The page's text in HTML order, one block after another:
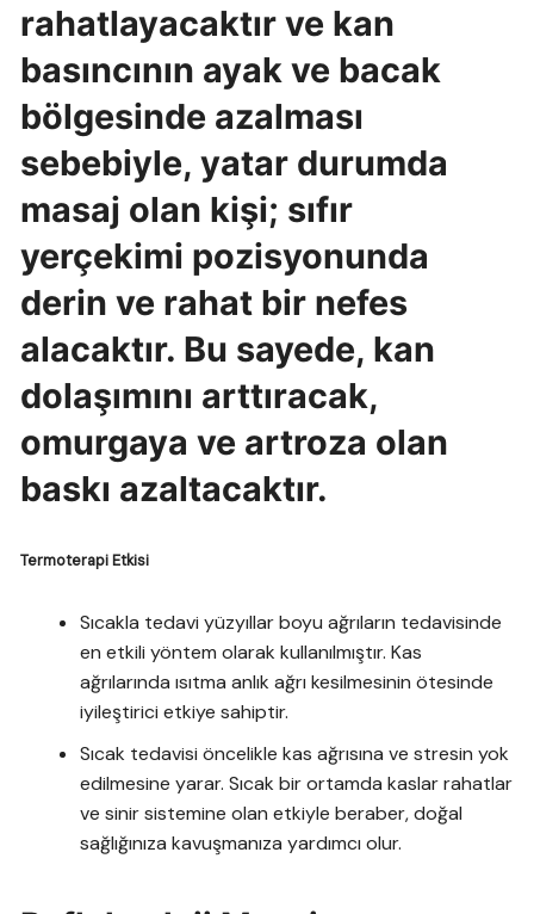
rahatlayacaktır ve kan
basıncının ayak ve bacak
bölgesinde azalması
sebebiyle, yatar durumda
masaj olan kişi; sıfır
yerçekimi pozisyonunda
derin ve rahat bir nefes
alacaktır. Bu sayede, kan
dolaşımını arttıracak,
omurgaya ve artroza olan
baskı azaltacaktır.
Termoterapi Etkisi
Sıcakla tedavi yüzyıllar boyu ağrıların tedavisinde
en etkili yöntem olarak kullanılmıştır. Kas
ağrılarında ısıtma anlık ağrı kesilmesinin ötesinde
iyileştirici etkiye sahiptir.
Sıcak tedavisi öncelikle kas ağrısına ve stresin yok
edilmesine yarar. Sıcak bir ortamda kaslar rahatlar
ve sinir sistemine olan etkiyle beraber, doğal
sağlığınıza kavuşmanıza yardımcı olur.